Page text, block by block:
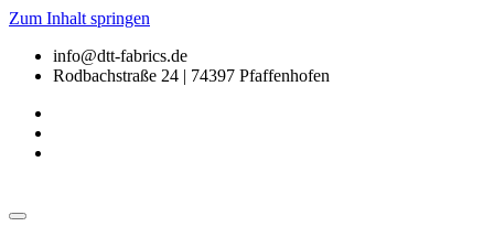
Zum Inhalt springen
info@dtt-fabrics.de
Rodbachstraße 24 | 74397 Pfaffenhofen